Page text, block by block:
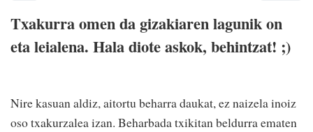
Txakurra omen da gizakiaren lagunik on
eta leialena. Hala diote askok, behintzat! ;)
Nire kasuan aldiz, aitortu beharra daukat, ez naizela inoiz
oso txakurzalea izan. Beharbada txikitan beldurra ematen